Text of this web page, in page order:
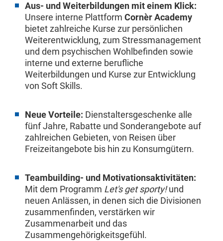
Aus- und Weiterbildungen mit einem Klick:
Unsere interne Plattform Cornèr Academy
bietet zahlreiche Kurse zur persönlichen
Weiterentwicklung, zum Stressmanagement
und dem psychischen Wohlbefinden sowie
interne und externe berufliche
Weiterbildungen und Kurse zur Entwicklung
von Soft Skills.
Neue Vorteile: Dienstaltersgeschenke alle
fünf Jahre, Rabatte und Sonderangebote auf
zahlreichen Gebieten, von Reisen über
Freizeitangebote bis hin zu Konsumgütern.
Teambuilding- und Motivationsaktivitäten:
Mit dem Programm Let's get sporty!und
neuen Anlässen, in denen sich die Divisionen
zusammenfinden, verstärken wir
Zusammenarbeit und das
Zusammengehörigkeitsgefühl.